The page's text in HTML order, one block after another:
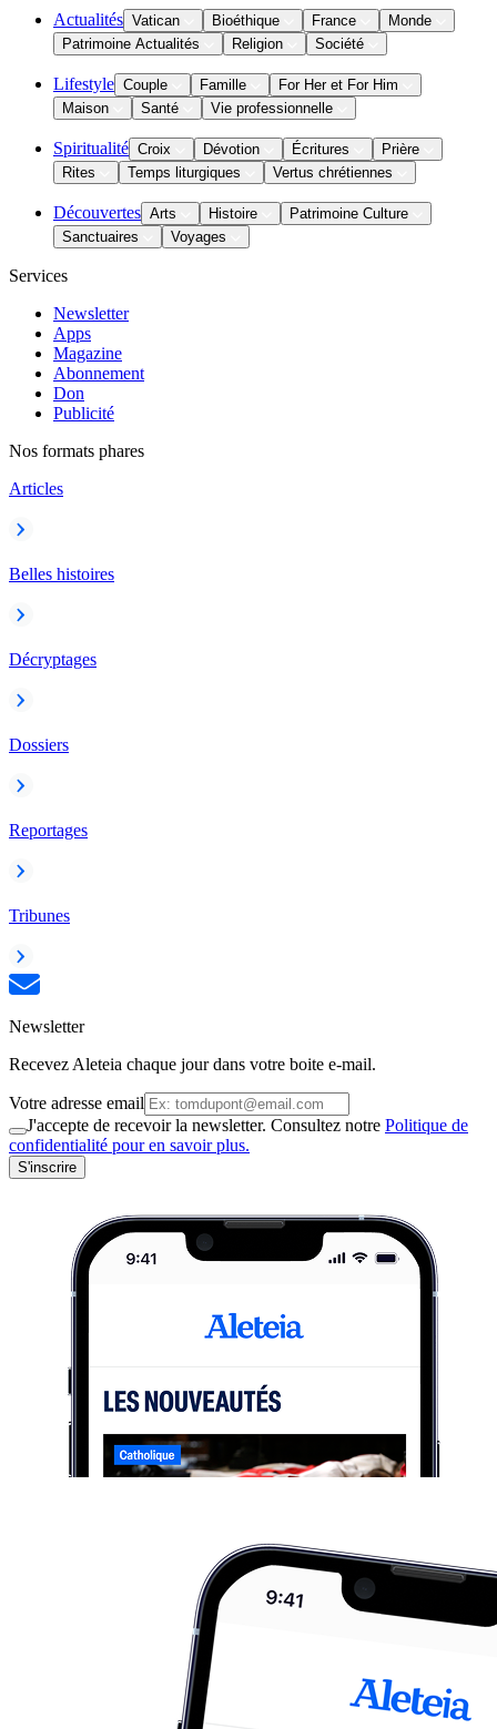
Actualités Vatican Bioéthique France
Monde
Patrimoine Actualités
Religion Société
Lifestyle Couple Famille
For Her et For Him
Maison
Santé Vie professionnelle
Spiritualité Croix Dévotion Écritures
Prière
Rites
Temps liturgiques Vertus chrétiennes
Découvertes Arts Histoire
Patrimoine Culture
Sanctuaires
Voyages
Services
Newsletter
Apps
Magazine
Abonnement
Don
Publicité
Nos formats phares
Articles
Belles histoires
Décryptages
Dossiers
Reportages
Tribunes
Newsletter
Recevez Aleteia chaque jour dans votre boite e-mail.
Votre adresse email
J'accepte de recevoir la newsletter. Consultez notre Politique de
confidentialité pour en savoir plus.
S'inscrire